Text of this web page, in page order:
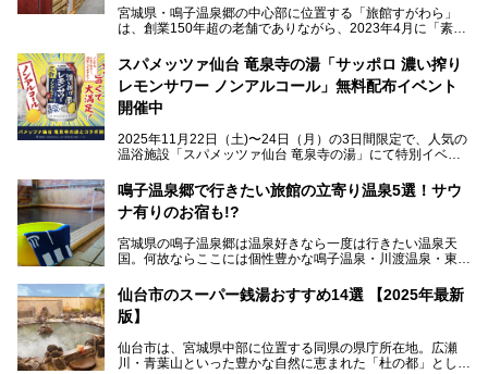
宮城県・鳴子温泉郷の中心部に位置する「旅館すがわら」
は、創業150年超の老舗でありながら、2023年4月に「素泊
を利用したサウナも新設され、温泉ファン・サウナ―双方に
注目のスポットです。
特筆すべきは、館内で完結する圧倒的な「湯めぐり」のバリ
エーション。“温泉のデパート”・“東の横綱”と称される鳴子
温泉郷の中でも、3本の異なる自家源泉を使い分けるその実
力は折り紙付き。実際に宿泊した筆者が、“温泉”を中心にそ
の全貌を詳細レビューします！
スパメッツァ仙台 竜泉寺の湯「サッポロ 濃い搾り
レモンサワー ノンアルコール」無料配布イベント
開催中
2025年11月22日（土)〜24日（月）の3日間限定で、人気の
温浴施設「スパメッツァ仙台 竜泉寺の湯」にて特別イベン
「サッポロ 濃い搾りレモンサワー ノンアルコール」を無料
配布します。さらにSNS投稿で「サッポロ 濃い搾りグレフ
ルサワー ノンアルコール」もプレゼント。湯上がりにぴっ
ー
提供元：サッポロビール【PR】
鳴子温泉郷で行きたい旅館の立寄り温泉5選！サウ
ナ有りのお宿も!?
宮城県の鳴子温泉郷は温泉好きなら一度は行きたい温泉天
国。何故ならここには個性豊かな鳴子温泉・川渡温泉・東鳴
硫黄泉、塩化物泉、硫酸塩泉、炭酸水素塩泉などと多様な泉
質がそろっているからです。
の旅館・ホテルも立ち寄り入浴に門戸を開いてくれていま
す。
仙台市のスーパー銭湯おすすめ14選 【2025年最新
版】
仙台市は、宮城県中部に位置する同県の県庁所在地。広瀬
川・青葉山といった豊かな自然に恵まれた「杜の都」として